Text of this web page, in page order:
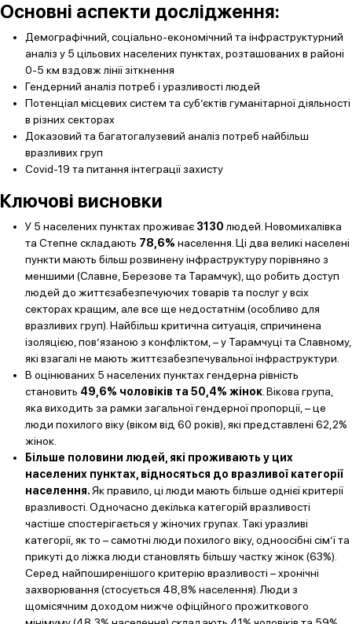
Основні аспекти дослідження:
Демографічний, соціально-економічний та інфраструктурний
аналіз у 5 цільових населених пунктах, розташованих в районі
0-5 км вздовж лінії зіткнення
Гендерний аналіз потреб і уразливості людей
Потенціал місцевих систем та суб’єктів гуманітарної діяльності
в різних секторах
Доказовий та багатогалузевий аналіз потреб найбільш
вразливих груп
Covid-19 та питання інтеграції захисту
Ключові висновки
У 5 населених пунктах проживає 3130 людей. Новомихалівка
та Степне складають 78,6% населення. Ці два великі населені
пункти мають більш розвинену інфраструктуру порівняно з
меншими (Славне, Березове та Тарамчук), що робить доступ
людей до життєзабезпечуючих товарів та послуг у всіх
секторах кращим, але все ще недостатнім (особливо для
вразливих груп). Найбільш критична ситуація, спричинена
ізоляцією, пов’язаною з конфліктом, – у Тарамчуці та Славному,
які взагалі не мають життєзабезпечувальної інфраструктури.
В оцінюваних 5 населених пунктах гендерна рівність
становить 49,6% чоловіків та 50,4% жінок . Вікова група,
яка виходить за рамки загальної гендерної пропорції, – це
люди похилого віку (віком від 60 років), які представлені 62,2%
жінок.
Більше половини людей, які проживають у цих
населених пунктах, відносяться до вразливої категорії
населення.Як правило, ці люди мають більше однієї критерії
вразливості. Одночасно декілька категорій вразливості
частіше спостерігається у жіночих групах. Такі уразливі
категорії, як то – самотні люди похилого віку, одноосібні сім’ї та
прикуті до ліжка люди становлять більшу частку жінок (63%).
Серед найпоширенішого критерію вразливості – хронічні
захворювання (стосується 48,8% населення). Люди з
щомісячним доходом нижче офіційного прожиткового